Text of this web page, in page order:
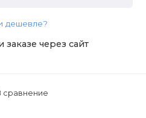
дешевле?
через сайт
сравнение